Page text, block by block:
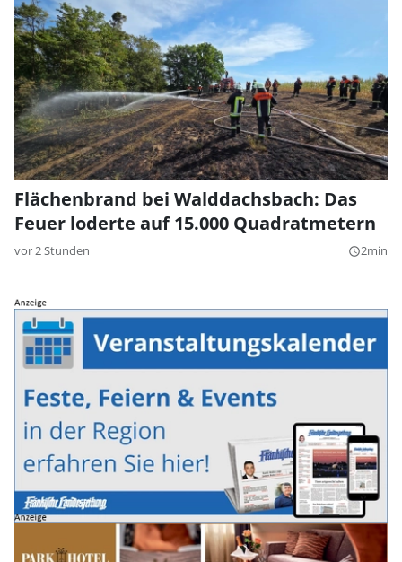
Flächenbrand bei Walddachsbach: Das
Feuer loderte auf 15.000 Quadratmetern
vor 2 Stunden query_builder2min